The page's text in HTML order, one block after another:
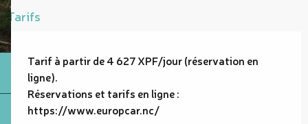
Tarifs
Tarif à partir de 4 627 XPF/jour (réservation en
ligne).
Réservations et tarifs en ligne :
https://www.europcar.nc/